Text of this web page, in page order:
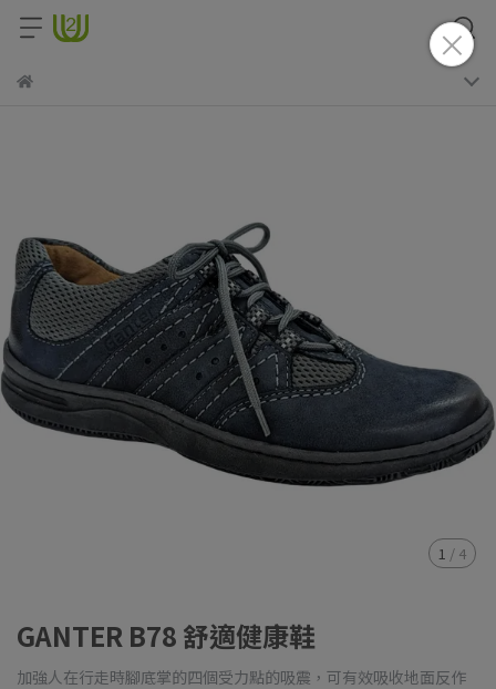
1 / 4
GANTER B78 舒適健康鞋
加強人在行走時腳底掌的四個受力點的吸震，可有效吸收地面反作